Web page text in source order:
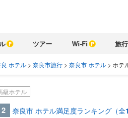
ツアー Wi-Fi 旅
ホテル > 奈良市旅行 > 奈良市 ホテル > ホテ
級ホテル
2 奈良市 ホテル満足度ランキング（全